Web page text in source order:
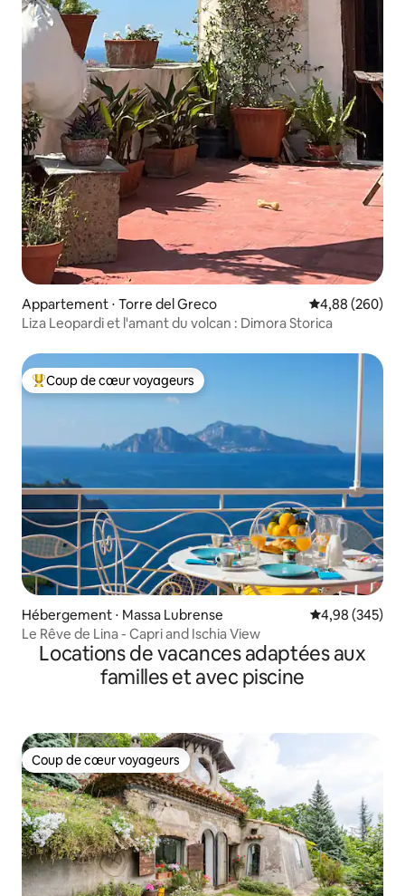
Appartement ⋅ Torre del Greco Évaluation
4,88 (260)
Liza Leopardi et l'amant du volcan : Dimora Storica
Coups de cœur voyageurs les plus appréciés
Coup de cœur voyageurs
Hébergement ⋅ Massa Lubrense Évaluation
4,98 (345)
Le Rêve de Lina - Capri and Ischia View
Locations de vacances adaptées aux
familles et avec piscine
Coup de cœur voyageurs
Coup de cœur voyageurs